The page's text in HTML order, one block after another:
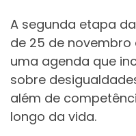
A segunda etapa
de 25 de novembro
uma agenda que
sobre
além de
longo da vida.